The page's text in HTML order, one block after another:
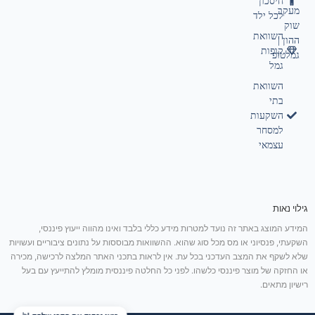
לכל ילד
השוואת
קופות
גמל
השוואת
בתי
השקעות
למסחר
עצמאי
מעקב
שוק
ההון |
גמלטופ
גילוי נאות
המידע המוצג באתר זה נועד למטרות מידע כללי בלבד ואינו מהווה ייעוץ פיננסי,
השקעתי, פנסיוני או מס מכל סוג שהוא. ההשוואות מבוססות על נתונים ציבוריים ועשויות
שלא לשקף את המצב העדכני בכל עת. אין לראות בתכני האתר המלצה לרכישה, מכירה
או החזקה של מוצר פיננסי כלשהו. לפני כל החלטה פיננסית מומלץ להתייעץ עם בעל
רישיון מתאים.